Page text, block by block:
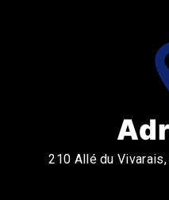
210 Allé du